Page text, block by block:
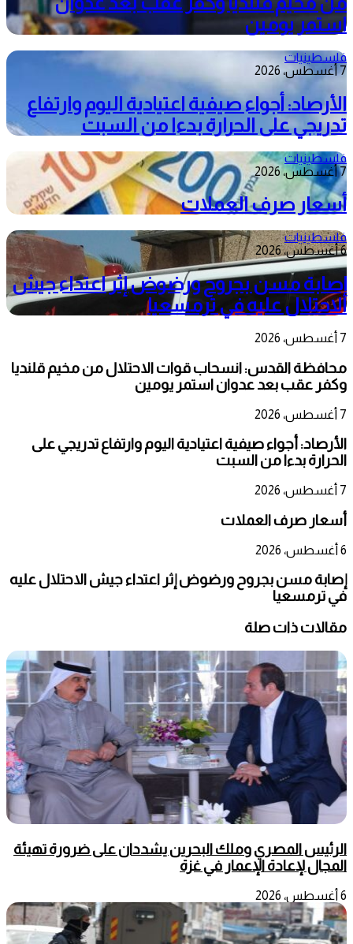
استمر يومين
فلسطينيات
7 أغسطس، 2026
الأرصاد: أجواء صيفية اعتيادية اليوم وارتفاع
تدريجي على الحرارة بدءا من السبت
فلسطينيات
7 أغسطس، 2026
أسعار صرف العملات
فلسطينيات
6 أغسطس، 2026
إصابة مسن بجروح ورضوض إثر اعتداء جيش
الاحتلال عليه في ترمسعيا
7 أغسطس، 2026
محافظة القدس: انسحاب قوات الاحتلال من مخيم قلنديا
وكفر عقب بعد عدوان استمر يومين
7 أغسطس، 2026
الأرصاد: أجواء صيفية اعتيادية اليوم وارتفاع تدريجي على
الحرارة بدءا من السبت
7 أغسطس، 2026
أسعار صرف العملات
6 أغسطس، 2026
إصابة مسن بجروح ورضوض إثر اعتداء جيش الاحتلال عليه
في ترمسعيا
مقالات ذات صلة
الرئيس المصري وملك البحرين يشددان على ضرورة تهيئة
المجال لإعادة الإعمار في غزة
6 أغسطس، 2026